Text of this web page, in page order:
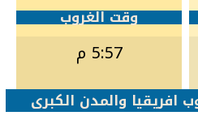
وقت الغروب
5:57 م
افريقيا والمدن الكبرى